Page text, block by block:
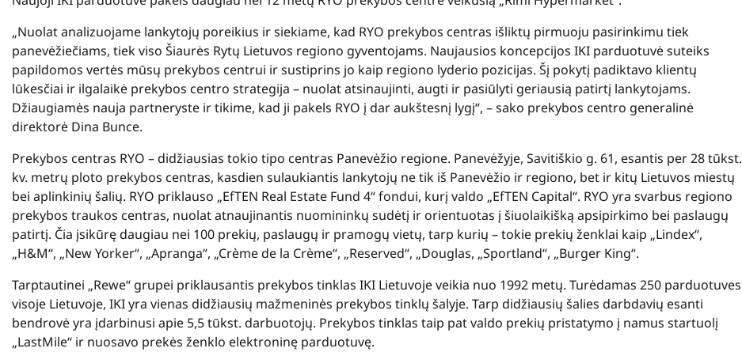
„Nuolat analizuojame lankytojų poreikius ir siekiame, kad RYO prekybos centras išliktų pirmuoju pasirinkimu tiek
panevėžiečiams, tiek viso Šiaurės Rytų Lietuvos regiono gyventojams. Naujausios koncepcijos IKI parduotuvė suteiks
papildomos vertės mūsų prekybos centrui ir sustiprins jo kaip regiono lyderio pozicijas. Šį pokytį padiktavo klientų
lūkesčiai ir ilgalaikė prekybos centro strategija – nuolat atsinaujinti, augti ir pasiūlyti geriausią patirtį lankytojams.
Džiaugiamės nauja partneryste ir tikime, kad ji pakels RYO į dar aukštesnį lygį“, – sako prekybos centro generalinė
direktorė Dina Bunce.
Prekybos centras RYO – didžiausias tokio tipo centras Panevėžio regione. Panevėžyje, Savitiškio g. 61, esantis per 28 tūkst.
kv. metrų ploto prekybos centras, kasdien sulaukiantis lankytojų ne tik iš Panevėžio ir regiono, bet ir kitų Lietuvos miestų
bei aplinkinių šalių. RYO priklauso „EfTEN Real Estate Fund 4“ fondui, kurį valdo „EfTEN Capital“. RYO yra svarbus regiono
prekybos traukos centras, nuolat atnaujinantis nuomininkų sudėtį ir orientuotas į šiuolaikišką apsipirkimo bei paslaugų
patirtį. Čia įsikūrę daugiau nei 100 prekių, paslaugų ir pramogų vietų, tarp kurių – tokie prekių ženklai kaip „Lindex“,
„H&M“, „New Yorker“, „Apranga“, „Crème de la Crème“, „Reserved“, „Douglas, „Sportland“, „Burger King“.
Tarptautinei „Rewe“ grupei priklausantis prekybos tinklas IKI Lietuvoje veikia nuo 1992 metų. Turėdamas 250 parduotuves
visoje Lietuvoje, IKI yra vienas didžiausių mažmeninės prekybos tinklų šalyje. Tarp didžiausių šalies darbdavių esanti
bendrovė yra įdarbinusi apie 5,5 tūkst. darbuotojų. Prekybos tinklas taip pat valdo prekių pristatymo į namus startuolį
„LastMile“ ir nuosavo prekės ženklo elektroninę parduotuvę.